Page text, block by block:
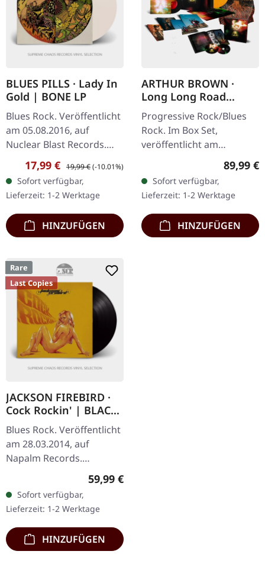
BLUES PILLS · Lady In
Gold | BONE LP
Blues Rock. Veröffentlicht
am 05.08.2016, auf
Nuclear Blast Records.
Knochenweißes Vinyl im
Gatefold-Cover, limitiert
auf 500 Exemplare, US-
Import!…
Verkaufspreis:
17,99 € Regulärer Preis:
19,99 €(-10.01%)
Sofort verfügbar,
Lieferzeit: 1-2 Werktage
HINZUFÜGEN
ARTHUR BROWN ·
Long Long Road
Complete Box | LP
BOX SET
Progressive Rock/Blues
Rock. Im Box Set,
veröffentlicht am
24.06.2022, auf Prophecy
Productions. Schwarzes
Vinyl im Gatefold-Cover
mit Insert.…
89,99 €
Sofort verfügbar,
Lieferzeit: 1-2 Werktage
HINZUFÜGEN
Rare
Last Copies
JACKSON FIREBIRD ·
Cock Rockin' | BLACK
LP
Blues Rock. Veröffentlicht
am 28.03.2014, auf
Napalm Records.
Schwarzes Vinyl. Neu und
versiegelt! "Cock Rockin'"
ist eine strahlende Ode an
die rohe…
Regulärer Preis:
59,99 €
Sofort verfügbar,
Lieferzeit: 1-2 Werktage
HINZUFÜGEN